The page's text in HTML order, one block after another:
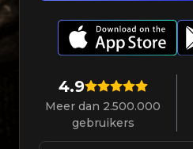
4.9
Meer dan 2.500.000
gebruikers